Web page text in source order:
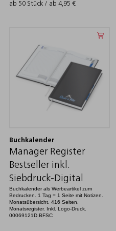
ab 50 Stück / ab 4,95 €
Buchkalender
Manager Register
Bestseller inkl.
Siebdruck-Digital
Buchkalender als Werbeartikel zum
Bedrucken. 1 Tag = 1 Seite mit Notizen.
Monatsübersicht. 416 Seiten.
Monatsregister. Inkl. Logo-Druck.
00069121D.BFSC